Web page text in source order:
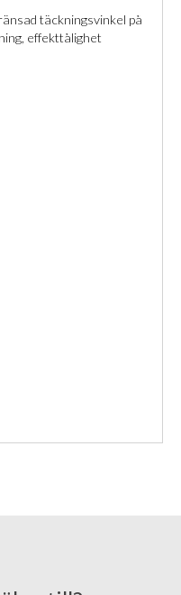
täckningsvinkel på
effekttålighet